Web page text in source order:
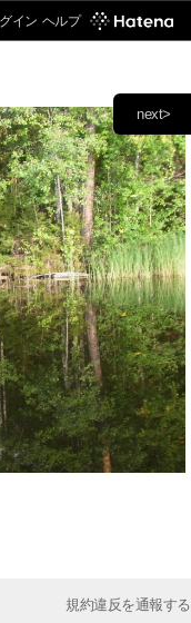
イン ヘルプ
next>
規約違反を通報する